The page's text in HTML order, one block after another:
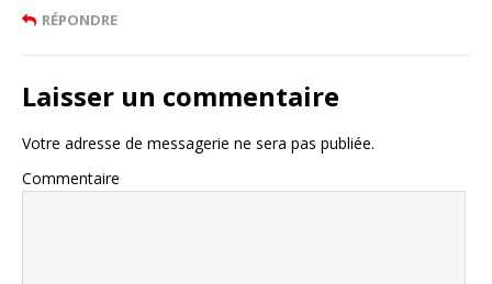
RÉPONDRE
Laisser un commentaire
Votre adresse de messagerie ne sera pas publiée.
Commentaire